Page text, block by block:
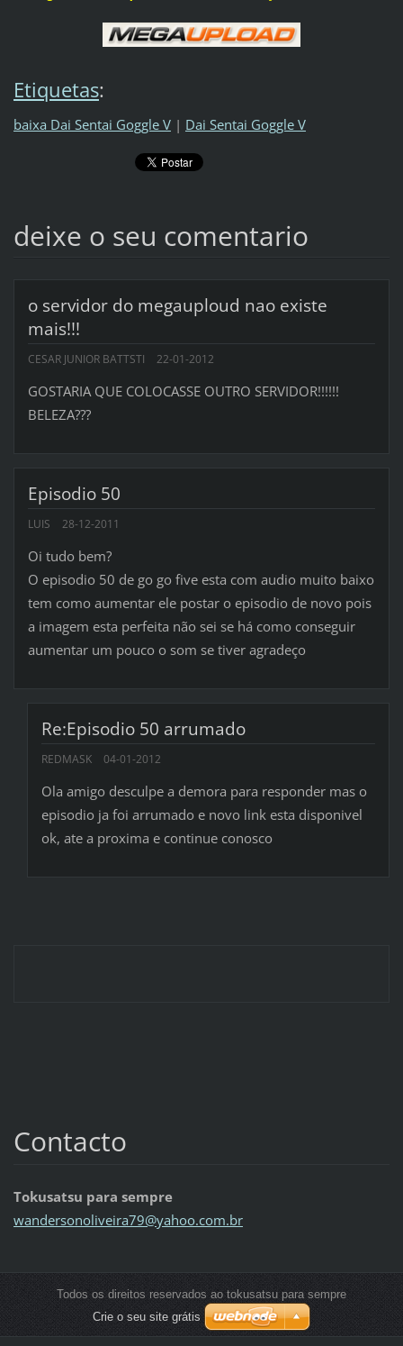
Etiquetas:
baixa Dai Sentai Goggle V | Dai Sentai Goggle V
deixe o seu comentario
o servidor do megauploud nao existe
mais!!!
CESAR JUNIOR BATTSTI 22-01-2012
GOSTARIA QUE COLOCASSE OUTRO SERVIDOR!!!!!!
BELEZA???
Episodio 50
LUIS 28-12-2011
Oi tudo bem?
O episodio 50 de go go five esta com audio muito baixo
tem como aumentar ele postar o episodio de novo pois
a imagem esta perfeita não sei se há como conseguir
aumentar um pouco o som se tiver agradeço
Re:Episodio 50 arrumado
REDMASK 04-01-2012
Ola amigo desculpe a demora para responder mas o
episodio ja foi arrumado e novo link esta disponivel
ok, ate a proxima e continue conosco
Contacto
Tokusatsu para sempre
wandersonoliveira79@yahoo.com.br
Todos os direitos reservados ao tokusatsu para sempre
Crie o seu site grátis